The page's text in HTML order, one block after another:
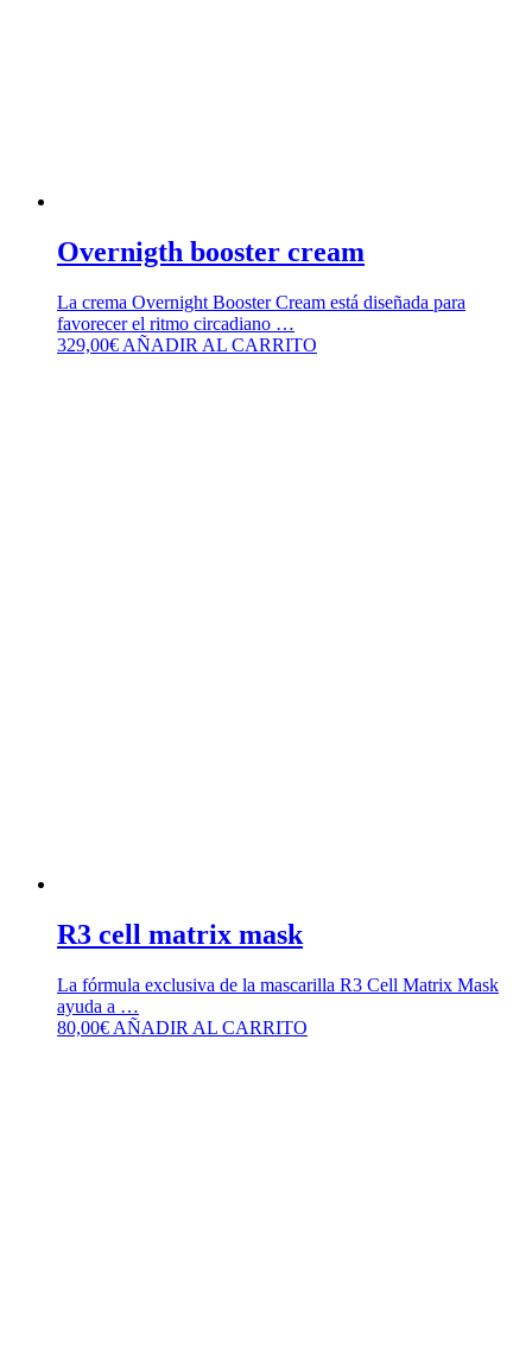
Overnigth booster cream
La crema Overnight Booster Cream está diseñada para
favorecer el ritmo circadiano …
329,00€ AÑADIR AL CARRITO
R3 cell matrix mask
La fórmula exclusiva de la mascarilla R3 Cell Matrix Mask
ayuda a …
80,00€ AÑADIR AL CARRITO